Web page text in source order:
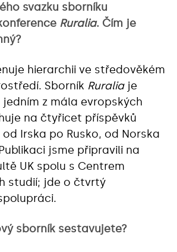
svazku sborníku
Ruralia. Čím je
hierarchii ve středověkém
Sborník Ruraliaje
z mála evropských
na čtyřicet příspěvků
od Irska po Rusko, od Norska
jsme připravili na
UK spolu s Centrem
studií; jde o čtvrtý
sborník sestavujete?